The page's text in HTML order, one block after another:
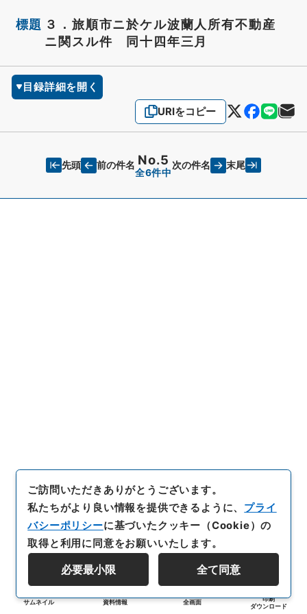
標題 ３．旅順市ニ於ケル波蘭人所有不動産
ニ関スル件 同十四年三月
目録詳細を開く
URIをコピー
先頭 前の件名 No.5
全6件中
次の件名 末尾
サムネイル 資料情報 全画面
印刷
ダウンロード
ご訪問いただきありがとうございます。
私たちがより良い情報を提供できるように、 プライ
バシーポリシーに基づいたクッキー（Cookie）の
取得と利用に同意をお願いいたします。
必要最小限 全て同意